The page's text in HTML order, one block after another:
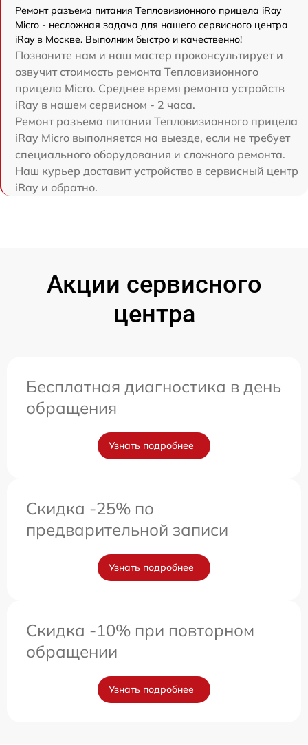
Ремонт разъема питания Тепловизионного прицела iRay
Micro - несложная задача для нашего сервисного центра
iRay в Москве. Выполним быстро и качественно!
Позвоните нам и наш мастер проконсультирует и
озвучит стоимость ремонта Тепловизионного
прицела Micro. Среднее время ремонта устройств
iRay в нашем сервисном - 2 часа.
Ремонт разъема питания Тепловизионного прицела
iRay Micro выполняется на выезде, если не требует
специального оборудования и сложного ремонта.
Наш курьер доставит устройство в сервисный центр
iRay и обратно.
Акции сервисного
центра
Бесплатная диагностика в день
обращения
Узнать подробнее
Скидка -25% по
предварительной записи
Узнать подробнее
Скидка -10% при повторном
обращении
Узнать подробнее